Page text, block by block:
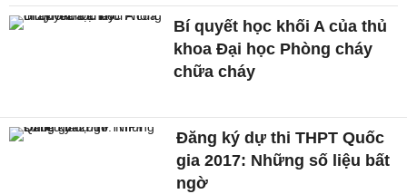
Bí quyết học khối A của thủ
khoa Đại học Phòng cháy
chữa cháy
Đăng ký dự thi THPT Quốc
gia 2017: Những số liệu bất
ngờ